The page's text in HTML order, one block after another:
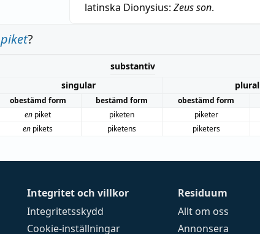
latinska Dionysius: Zeus son.
piket?
substantiv
singular
plural
obestämd form bestämd form obestämd form
en piket piketen piketer
en pikets piketens piketers
Integritet och villkor
Integritetsskydd
Cookie-inställningar
Residuum
Allt om oss
Annonsera